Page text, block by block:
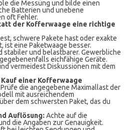
die Messung und bilde einen
Batterien und unebene
oft Fehler.
der Kofferwaage eine richtige
schwere Pakete hast oder exakte
ist eine Paketwaage besser.
stabiler und belastbarer. Gewerbliche
eichfähige Geräte.
vermeidest Diskussionen mit dem
einer Kofferwaage
Prüfe die angegebene Maximallast der
mit ausreichendem
dem schwersten Paket, das du
Auflösung: Achte auf die
die Angaben zur Genauigkeit.